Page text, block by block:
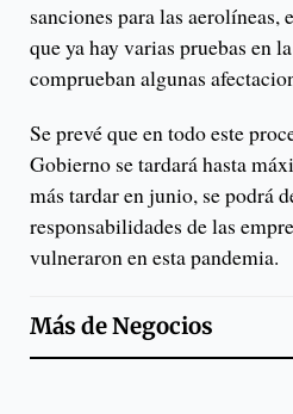
sanciones para las
que ya hay varias pruebas en
comprueban algunas
Se prevé que en todo este
Gobierno se tardará hasta
más tardar en junio, se podrá
responsabilidades de las
vulneraron en esta pandemia.
Más deNegocios